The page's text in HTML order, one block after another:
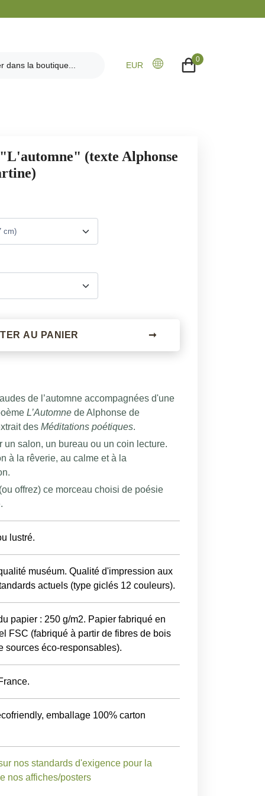
EUR
0
(texte Alphonse
AU PANIER ➞
de l’automne accompagnées d'une
L’Automne de Alphonse de
des Méditations poétiques.
un salon, un bureau ou un coin lecture.
à la rêverie, au calme et à la
offrez) ce morceau choisi de poésie
lustré.
muséum. Qualité d'impression aux
actuels (type giclés 12 couleurs).
papier : 250 g/m2. Papier fabriqué en
FSC (fabriqué à partir de fibres de bois
sources éco-responsables).
emballage 100% carton
nos standards d'exigence pour la
nos affiches/posters